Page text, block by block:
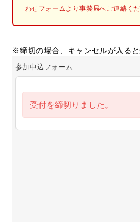
わせフォームより事務局へご連絡くだ
※締切の場合、キャンセルが入ると